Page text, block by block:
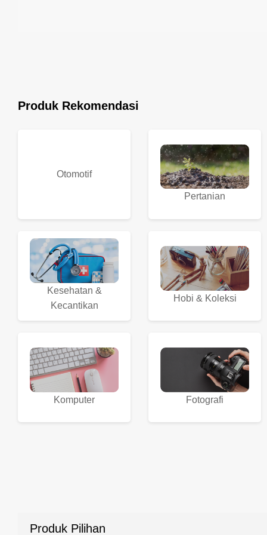
Produk Rekomendasi
Otomotif
Pertanian
Kesehatan &
Kecantikan
Hobi & Koleksi
Komputer Fotografi
Produk Pilihan